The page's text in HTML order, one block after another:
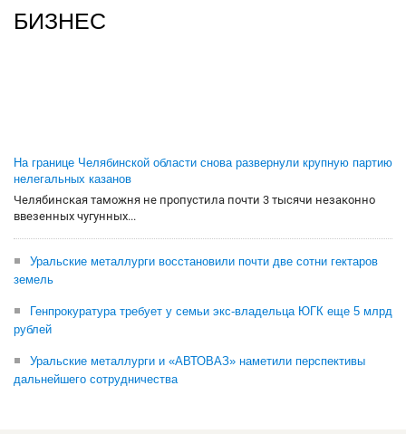
БИЗНЕС
На границе Челябинской области снова развернули крупную партию
нелегальных казанов
Челябинская таможня не пропустила почти 3 тысячи незаконно
ввезенных чугунных...
Уральские металлурги восстановили почти две сотни гектаров
земель
Генпрокуратура требует у семьи экс-владельца ЮГК еще 5 млрд
рублей
Уральские металлурги и «АВТОВАЗ» наметили перспективы
дальнейшего сотрудничества